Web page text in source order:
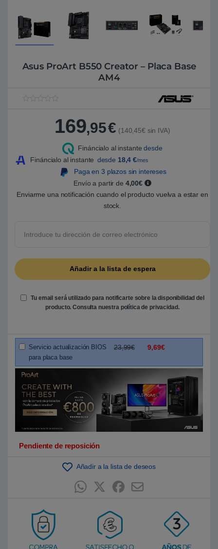
Asus ProArt B550 Creator – Placa Base
AM4
o
5
s
o
b
a
d
n
u
n
n
c
l
e
n
t
e
169,95€ (140,45€ sin IVA)
Fináncialo al instante desde
Fináncialo al instante desde 18,4 €/mes
Paga en 3 plazos sin intereses
Envío a partir de 4,00€
Enviarme una notificación cuando el producto vuelva a estar en
stock.
Tu email será utilizado para notificarte sobre la disponibilidad del
producto. Consulta nuestra política de privacidad.
Servicio actualización BIOS
para placa base
23,99€ 9,69€
Pendiente de reposición
Añadir a la lista de deseos